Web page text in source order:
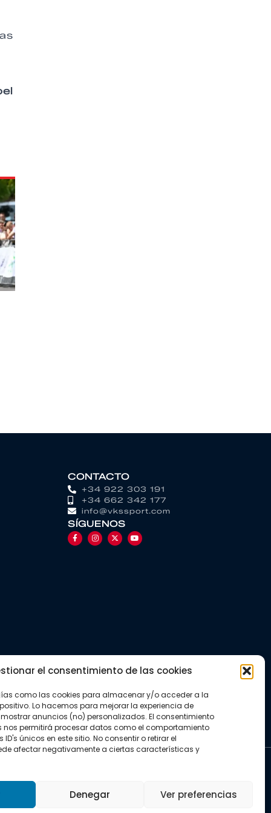
el consentimiento de las cookies
como las cookies para almacenar y/o acceder a la
Lo hacemos para mejorar la experiencia de
anuncios (no) personalizados. El consentimiento
permitirá procesar datos como el comportamiento
únicos en este sitio. No consentir o retirar el
afectar negativamente a ciertas características y
Denegar Ver preferencias
CONTACTO
+34 922 303 191
+34 662 342 177
info@vkssport.com
SÍGUENOS